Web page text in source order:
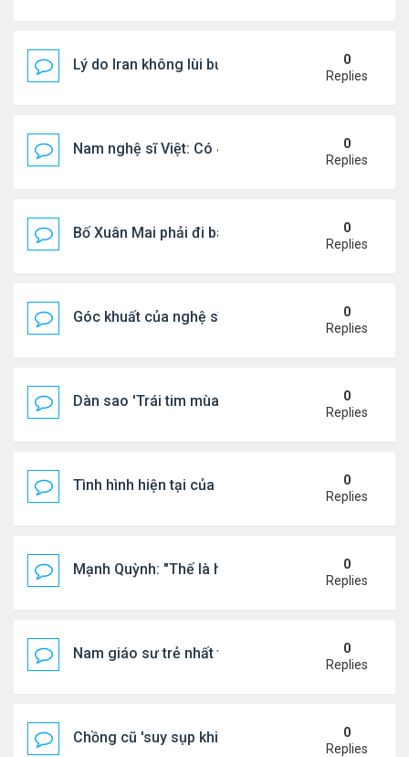
Lý do Iran không lùi bước trước lời đe dọa của
0
Replies
Nam nghệ sĩ Việt: Có 4 nhà ở Pháp, sống gần
0
Replies
Bố Xuân Mai phải đi bán cơm ở Mỹ
0
Replies
Góc khuất của nghệ sĩ Hoài Tâm
0
Replies
Dàn sao 'Trái tim mùa thu' sau 26 năm
0
Replies
Tình hình hiện tại của Quang Lê
0
Replies
Mạnh Quỳnh: "Thế là hết"
0
Replies
Nam giáo sư trẻ nhất thế giới ở tuổi 18
0
Replies
Chồng cũ 'suy sụp khi biết tin Nicole Kidman có
0
Replies